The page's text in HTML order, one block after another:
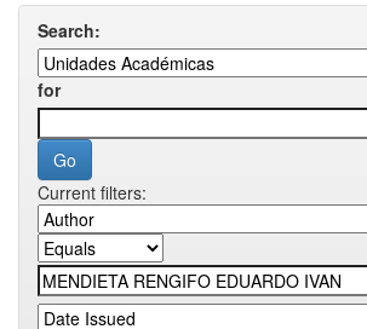
Search:
for
Current filters: